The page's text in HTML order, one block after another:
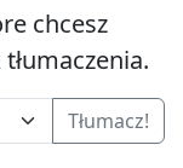
chcesz
Tłumacz!